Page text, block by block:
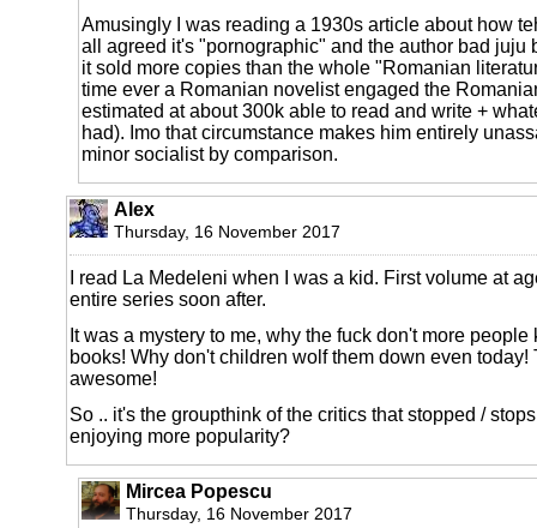
Amusingly I was reading a 1930s article about how
all agreed it's "pornographic" and the author bad juju
it sold more copies than the whole "Romanian
time ever a Romanian novelist engaged the
estimated at about 300k able to read and write +
had). Imo that circumstance makes him entirely
minor socialist by comparison.
Alex
Thursday, 16 November 2017
I read La Medeleni when I was a kid. First volume at
entire series soon after.
It was a mystery to me, why the fuck don't more
books! Why don't children wolf them down even today!
awesome!
So .. it's the groupthink of the critics that stopped /
enjoying more popularity?
Mircea Popescu
Thursday, 16 November 2017